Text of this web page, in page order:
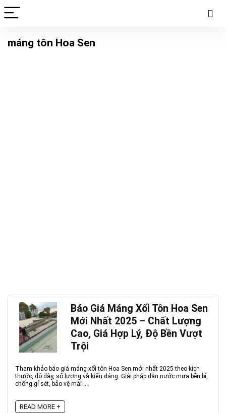
máng tôn Hoa Sen
Báo Giá Máng Xối Tôn Hoa Sen
Mới Nhất 2025 – Chất Lượng
Cao, Giá Hợp Lý, Độ Bền Vượt
Trội
Tham khảo báo giá máng xối tôn Hoa Sen mới nhất 2025 theo kích
thước, độ dày, số lượng và kiểu dáng. Giải pháp dẫn nước mưa bền bỉ,
chống gỉ sét, bảo vệ mái ...
READ MORE +